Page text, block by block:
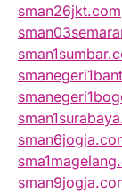
sman26jkt.com